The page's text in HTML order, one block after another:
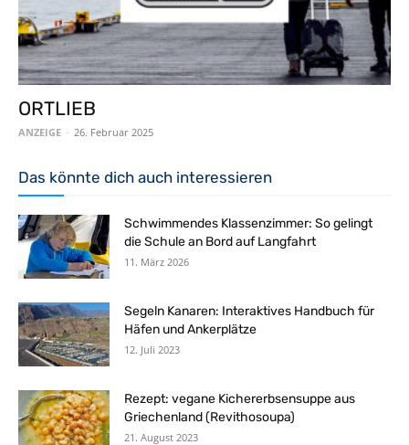
ORTLIEB
ANZEIGE - 26. Februar 2025
Das könnte dich auch interessieren
Schwimmendes Klassenzimmer: So gelingt
die Schule an Bord auf Langfahrt
11. März 2026
Segeln Kanaren: Interaktives Handbuch für
Häfen und Ankerplätze
12. Juli 2023
Rezept: vegane Kichererbsensuppe aus
Griechenland (Revithosoupa)
21. August 2023